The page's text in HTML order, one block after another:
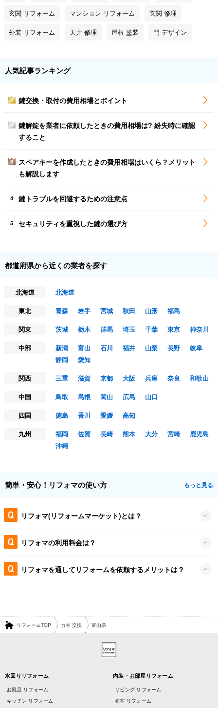
玄関 リフォーム マンション リフォーム 玄関 修理
外装 リフォーム 天井 修理 屋根 塗装 門 デザイン
人気記事ランキング
1 鍵交換・取付の費用相場とポイント
2
鍵解錠を業者に依頼したときの費用相場は? 紛失時に確認
すること
3
スペアキーを作成したときの費用相場はいくら？メリット
も解説します
4 鍵トラブルを回避するための注意点
5 セキュリティを重視した鍵の選び方
都道府県から近くの業者を探す
北海道
北海道
東北
青森 岩手 宮城 秋田 山形
福島
関東
茨城 栃木 群馬 埼玉 千葉 東京
神奈川
中部
新潟 富山 石川 福井 山梨 長野
岐阜
静岡
愛知
関西
三重 滋賀 京都 大阪 兵庫 奈良
和歌山
中国
鳥取 島根 岡山 広島
山口
四国
徳島 香川 愛媛
高知
九州
福岡 佐賀 長崎 熊本 大分 宮崎
鹿児島
沖縄
簡単・安心！リフォマの使い方 もっと見る
リフォマ(リフォームマーケット)とは？
リフォマの利用料金は？
リフォマを通してリフォームを依頼するメリットは？
リフォームTOP カギ 交換 富山県
水回りリフォーム
お風呂 リフォーム
キッチン リフォーム
内装・お部屋リフォーム
リビング リフォーム
和室 リフォーム